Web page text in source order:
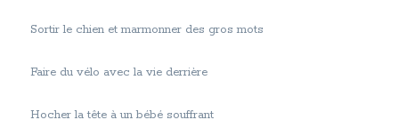
Sortir le chien et marmonner des gros mots
Faire du vélo avec la vie derrière
Hocher la tête à un bébé souffrant